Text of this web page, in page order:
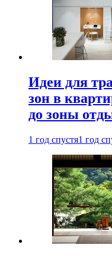
Идеи для
зон в
до зоны
1 год спустя1 год